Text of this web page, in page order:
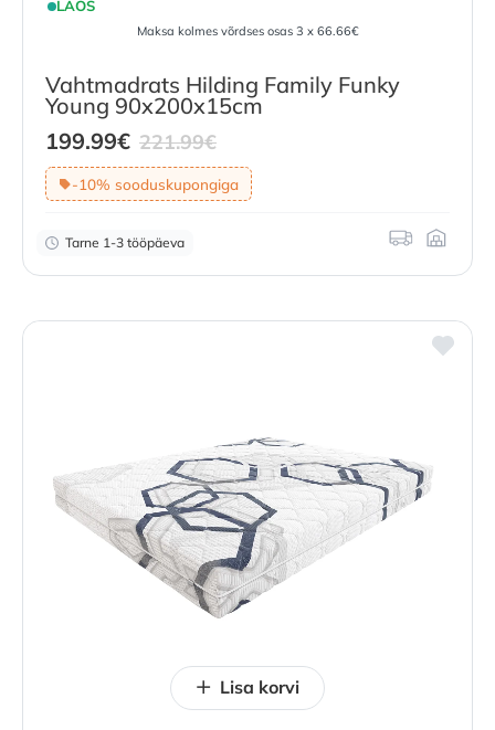
LAOS
Maksa kolmes võrdses osas 3 x 66.66€
Vahtmadrats Hilding Family Funky
Young 90x200x15cm
199.99€ Current
price
is:
221.99€Original
price
was:
-10% sooduskupongiga
Tarne 1-3 tööpäeva
Lisa korvi